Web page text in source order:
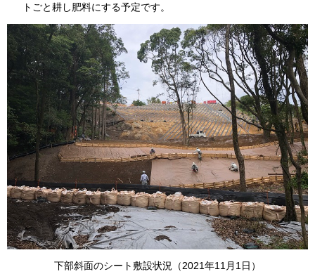
トごと耕し肥料にする予定です。
下部斜面のシート敷設状況（2021年11月1日）